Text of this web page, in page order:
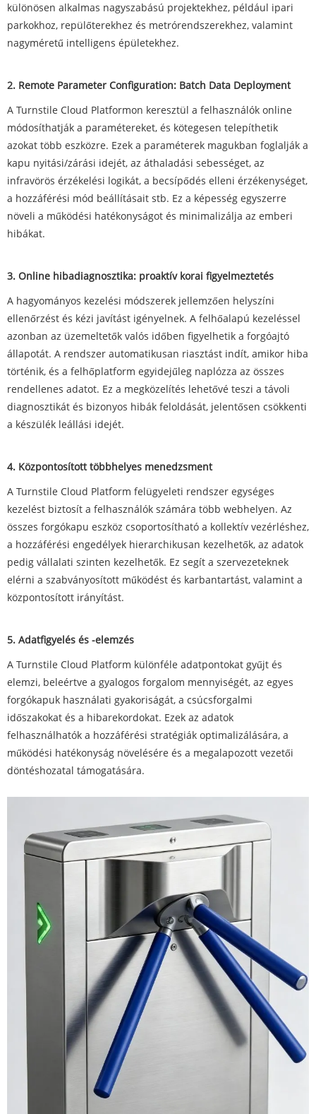
különösen alkalmas nagyszabású projektekhez, például ipari
parkokhoz, repülőterekhez és metrórendszerekhez, valamint
nagyméretű intelligens épületekhez.
2. Remote Parameter Configuration: Batch Data Deployment
A Turnstile Cloud Platformon keresztül a felhasználók online
módosíthatják a paramétereket, és kötegesen telepíthetik
azokat több eszközre. Ezek a paraméterek magukban foglalják a
kapu nyitási/zárási idejét, az áthaladási sebességet, az
infravörös érzékelési logikát, a becsípődés elleni érzékenységet,
a hozzáférési mód beállításait stb. Ez a képesség egyszerre
növeli a működési hatékonyságot és minimalizálja az emberi
hibákat.
3. Online hibadiagnosztika: proaktív korai figyelmeztetés
A hagyományos kezelési módszerek jellemzően helyszíni
ellenőrzést és kézi javítást igényelnek. A felhőalapú kezeléssel
azonban az üzemeltetők valós időben figyelhetik a forgóajtó
állapotát. A rendszer automatikusan riasztást indít, amikor hiba
történik, és a felhőplatform egyidejűleg naplózza az összes
rendellenes adatot. Ez a megközelítés lehetővé teszi a távoli
diagnosztikát és bizonyos hibák feloldását, jelentősen csökkenti
a készülék leállási idejét.
4. Központosított többhelyes menedzsment
A Turnstile Cloud Platform felügyeleti rendszer egységes
kezelést biztosít a felhasználók számára több webhelyen. Az
összes forgókapu eszköz csoportosítható a kollektív vezérléshez,
a hozzáférési engedélyek hierarchikusan kezelhetők, az adatok
pedig vállalati szinten kezelhetők. Ez segít a szervezeteknek
elérni a szabványosított működést és karbantartást, valamint a
központosított irányítást.
5. Adatfigyelés és -elemzés
A Turnstile Cloud Platform különféle adatpontokat gyűjt és
elemzi, beleértve a gyalogos forgalom mennyiségét, az egyes
forgókapuk használati gyakoriságát, a csúcsforgalmi
időszakokat és a hibarekordokat. Ezek az adatok
felhasználhatók a hozzáférési stratégiák optimalizálására, a
működési hatékonyság növelésére és a megalapozott vezetői
döntéshozatal támogatására.